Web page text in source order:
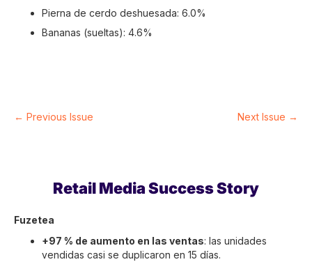
Pierna de cerdo deshuesada: 6.0%
Bananas (sueltas): 4.6%
← Previous Issue Next Issue →
Retail Media Success Story
Fuzetea
+97 % de aumento en las ventas: las unidades
vendidas casi se duplicaron en 15 días.